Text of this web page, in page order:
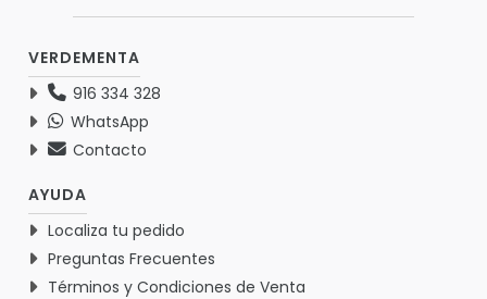
VERDEMENTA
916 334 328
WhatsApp
Contacto
AYUDA
Localiza tu pedido
Preguntas Frecuentes
Términos y Condiciones de Venta